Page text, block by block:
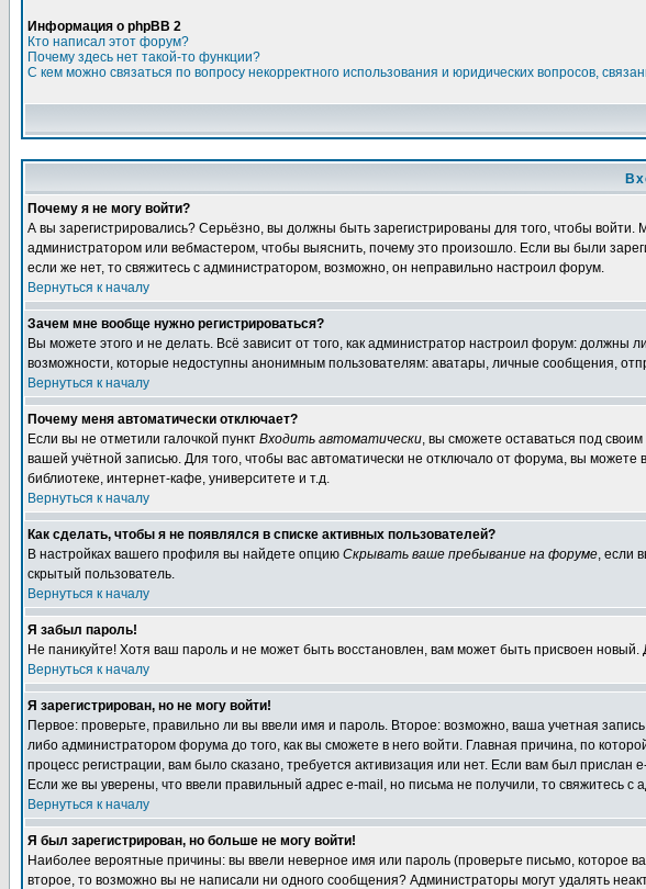
Информация о phpBB 2
Кто написал этот форум?
Почему здесь нет такой-то функции?
С кем можно связаться по вопросу некорректного использования и юридических вопросов,
Почему я не могу войти?
А вы зарегистрировались? Серьёзно, вы должны быть зарегистрированы для того, чтобы
администратором или вебмастером, чтобы выяснить, почему это произошло. Если вы были
если же нет, то свяжитесь с администратором, возможно, он неправильно настроил форум.
Вернуться к началу
Зачем мне вообще нужно регистрироваться?
Вы можете этого и не делать. Всё зависит от того, как администратор настроил форум:
возможности, которые недоступны анонимным пользователям: аватары, личные сообщения,
Вернуться к началу
Почему меня автоматически отключает?
Если вы не отметили галочкой пункт Входить автоматически, вы сможете оставаться под
вашей учётной записью. Для того, чтобы вас автоматически не отключало от форума, вы можете
библиотеке, интернет-кафе, университете и т.д.
Вернуться к началу
Как сделать, чтобы я не появлялся в списке активных пользователей?
В настройках вашего профиля вы найдете опцию Скрывать ваше пребывание на форуме, если
скрытый пользователь.
Вернуться к началу
Я забыл пароль!
Не паникуйте! Хотя ваш пароль и не может быть восстановлен, вам может быть присвоен новый.
Вернуться к началу
Я зарегистрирован, но не могу войти!
Первое: проверьте, правильно ли вы ввели имя и пароль. Второе: возможно, ваша учетная
либо администратором форума до того, как вы сможете в него войти. Главная причина, по
процесс регистрации, вам было сказано, требуется активизация или нет. Если вам был
Если же вы уверены, что ввели правильный адрес e-mail, но письма не получили, то свяжитесь
Вернуться к началу
Я был зарегистрирован, но больше не могу войти!
Наиболее вероятные причины: вы ввели неверное имя или пароль (проверьте письмо, которое
второе, то возможно вы не написали ни одного сообщения? Администраторы могут удалять